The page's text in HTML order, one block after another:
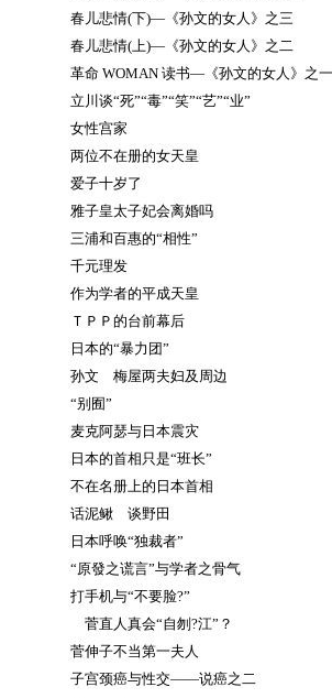
春儿悲情(下)—《孙文的女人》之三
春儿悲情(上)—《孙文的女人》之二
革命 WOMAN 读书—《孙文的女人》之一
立川谈“死”“毒”“笑”“艺”“业”
女性宫家
两位不在册的女天皇
爱子十岁了
雅子皇太子妃会离婚吗
三浦和百惠的“相性”
千元理发
作为学者的平成天皇
ＴＰＰ的台前幕后
日本的“暴力团”
孙文 梅屋两夫妇及周边
“别囿”
麦克阿瑟与日本震灾
日本的首相只是“班长”
不在名册上的日本首相
话泥鳅 谈野田
日本呼唤“独裁者”
“原發之谎言”与学者之骨气
打手机与“不要脸?”
菅直人真会“自刎?江”？
菅伸子不当第一夫人
子宫颈癌与性交——说癌之二